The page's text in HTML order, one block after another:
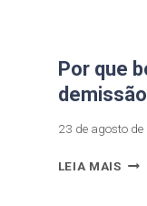
Por que
23 de agosto
LEIA MAIS